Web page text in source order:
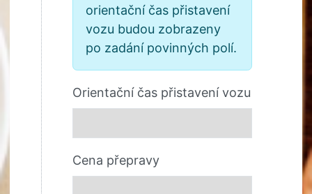
orientační čas přistavení
vozu budou zobrazeny
po zadání povinných polí.
Orientační čas přistavení vozu
Cena přepravy